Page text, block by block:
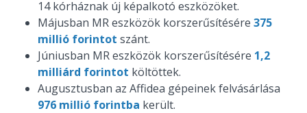
14 kórháznak új képalkotó eszközöket.
Májusban MR eszközök korszerűsítésére 375
millió forintot szánt.
Júniusban MR eszközök korszerűsítésére 1,2
milliárd forintot költöttek.
Augusztusban az Affidea gépeinek felvásárlása
976 millió forintba került.